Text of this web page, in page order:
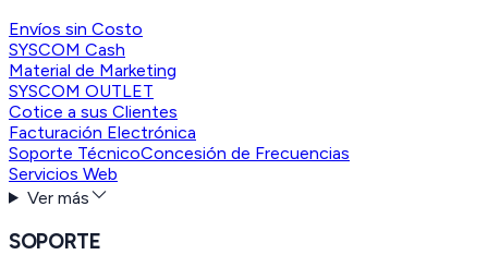
Envíos sin Costo
SYSCOM Cash
Material de Marketing
SYSCOM OUTLET
Cotice a sus Clientes
Facturación Electrónica
Soporte TécnicoConcesión de Frecuencias
Servicios Web
Ver más
SOPORTE